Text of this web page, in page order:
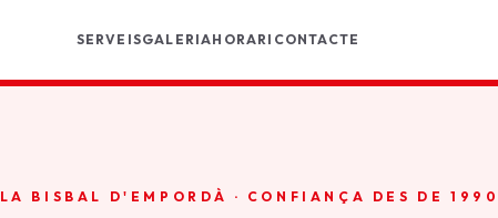
SERVEISGALERIAHORARI CONTACTE
LA BISBAL D'EMPORDÀ · CONFIANÇA DES DE